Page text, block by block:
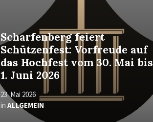
Scharfenberg feiert
Schützenfest: Vorfreude auf
das Hochfest vom 30. Mai bis
1. Juni 2026
23. Mai 2026
in ALLGEMEIN